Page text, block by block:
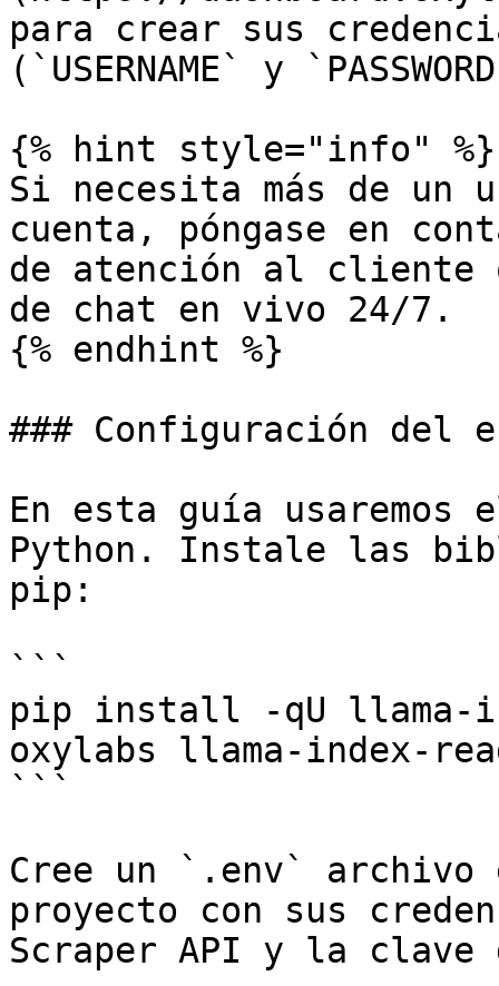
para crear sus
(`USERNAME` y
{% hint style="info" %}
Si necesita más de un
cuenta, póngase en
de atención al cliente
de chat en vivo 24/7.
{% endhint %}
### Configuración del
En esta guía usaremos
Python. Instale las
pip:
```
pip install -qU llama-
oxylabs llama-index-
```
Cree un `.env`
proyecto con sus
Scraper API y la clave